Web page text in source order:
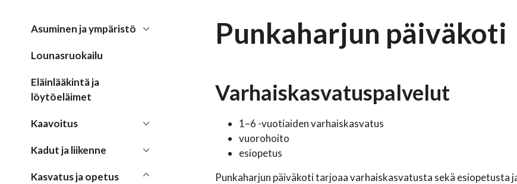
Asuminen ja ympäristö
Lounasruokailu
Eläinlääkintä ja
löytöeläimet
Kaavoitus
Kadut ja liikenne
Kasvatus ja opetus
Punkaharjun päiväkoti
Varhaiskasvatuspalvelut
1–6 -vuotiaiden varhaiskasvatus
vuorohoito
esiopetus
Punkaharjun päiväkoti tarjoaa varhaiskasvatusta sekä esiopetusta